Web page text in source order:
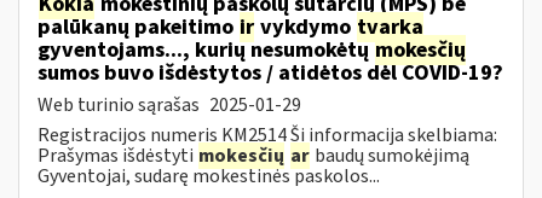
palūkanų pakeitimo ir vykdymo tvarka
gyventojams..., kurių nesumokėtųmokesčių
sumos buvo išdėstytos / atidėtos dėl COVID-19?
Web turinio sąrašas 2025-01-29
Registracijos numeris KM2514 Ši informacija skelbiama:
Prašymas išdėstyti mokesčių ar baudų sumokėjimą
Gyventojai, sudarę mokestinės paskolos...